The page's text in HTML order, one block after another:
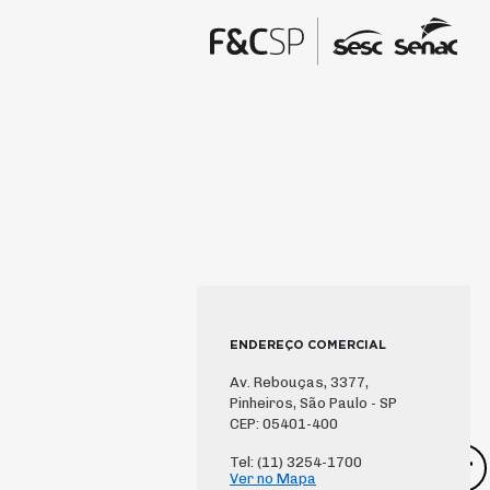
ENDEREÇO COMERCIAL
Av. Rebouças, 3377,
Pinheiros, São Paulo - SP
CEP: 05401-400
Tel: (11) 3254-1700
Ver no Mapa